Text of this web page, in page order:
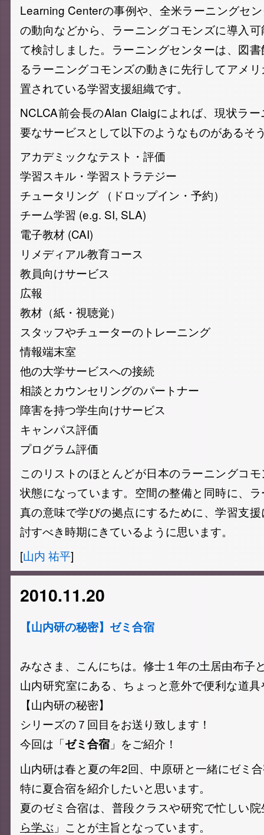
Learning Centerの事例や、全米ラーニングセ
の動向などから、ラーニングコモンズに導入
て検討しました。ラーニングセンターは、図
るラーニングコモンズの動きに先行してアメ
置されている学習支援組織です。
NCLCA前会長のAlan Claigによれば、現状ラ
要なサービスとして以下のようなものがあるそ
アカデミックなテスト・評価
学習スキル・学習ストラテジー
チュータリング （ドロップイン・予約）
チーム学習 (e.g. SI, SLA)
電子教材 (CAI)
リメディアル教育コース
教員向けサービス
広報
教材（紙・視聴覚）
スタッフやチューターのトレーニング
情報端末室
他の大学サービスへの接続
相談とカウンセリングのパートナー
障害を持つ学生向けサービス
キャンパス評価
プログラム評価
このリストのほとんどが日本のラーニングコ
状態になっています。空間の整備と同時に、
真の意味で学びの拠点にするために、学習支
討すべき時期にきているように思います。
[山内 祐平]
2010.11.20
【山内研の秘密】ゼミ合宿
みなさま、こんにちは。 修士１年の土居由布子
山内研究室にある、ちょっと意外で便利な道
【山内研の秘密】
シリーズの７回目をお送り致します！
今回は「ゼミ合宿 」をご紹介！
山内研は春と夏の年2回、中原研と一緒にゼミ
特に夏合宿を紹介したいと思います。
夏のゼミ合宿は、普段クラスや研究で忙しい
ら学ぶ 」ことが主旨となっています。